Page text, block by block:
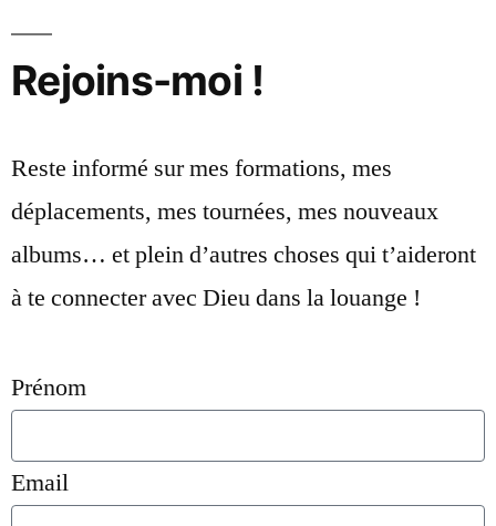
Rejoins-moi !
Reste informé sur mes formations, mes
déplacements, mes tournées, mes nouveaux
albums… et plein d’autres choses qui t’aideront
à te connecter avec Dieu dans la louange !
Prénom
Email